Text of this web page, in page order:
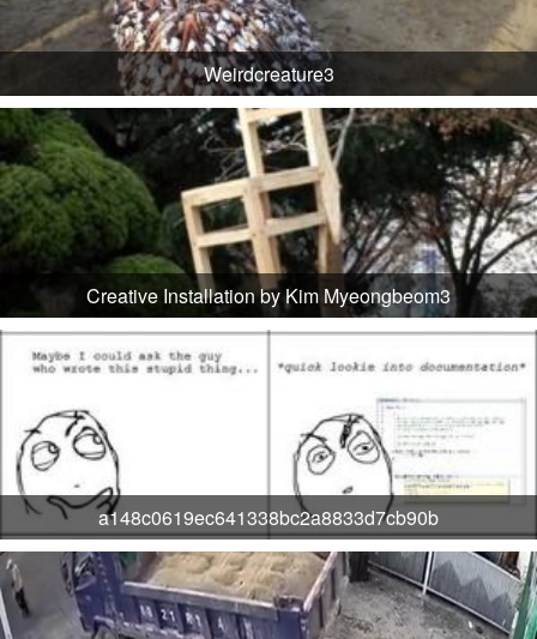
Weirdcreature3
Creative Installation by Kim Myeongbeom3
a148c0619ec641338bc2a8833d7cb90b